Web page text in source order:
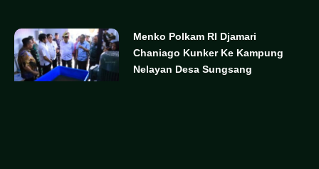
Menko Polkam RI Djamari
Chaniago Kunker Ke Kampung
Nelayan Desa Sungsang